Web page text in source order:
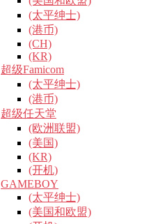
(太平绅士)
(港币)
(CH)
(KR)
超级Famicom
(太平绅士)
(港币)
超级任天堂
(欧洲联盟)
(美国)
(KR)
(开机)
GAMEBOY
(太平绅士)
(美国和欧盟)